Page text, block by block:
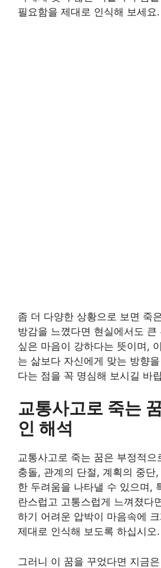
필요함을 제대로 인식해 보세요.
좀 더 다양한 상황으로 보면 죽
방감을 느꼈다면 현실에서도 큰
싶은 마음이 강하다는 뜻이며,
는 삶보다 자신에게 맞는 방향
다는 점을 꼭 명심해 보시길 바
교통사고로 죽는
인 해석
교통사고로 죽는 꿈은 부정적으
충돌, 관계의 단절, 계획의 중단
한 두려움을 나타낼 수 있으며,
란스럽고 고통스럽게 느껴졌다
하기 어려운 압박이 마음속에
제대로 인식해 보도록 하십시오.
그러니 이 꿈을 꾸었다면 지금